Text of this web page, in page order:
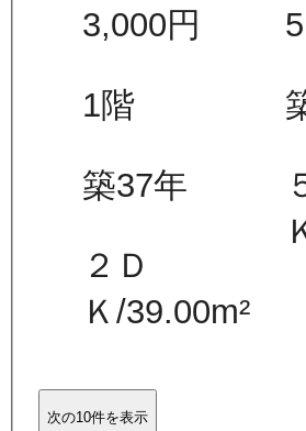
3,000円
1階
築37年
２Ｄ
Ｋ/39.00m²
次の10件を表示